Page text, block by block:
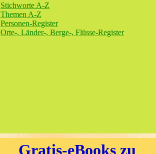
Stichworte A-Z
Themen A-Z
Personen-Register
Orte-, Länder-, Berge-, Flüsse-Register
Gratis-eBooks zu